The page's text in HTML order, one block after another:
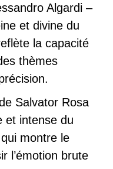
Algardi –
et divine du
la capacité
thèmes
Salvator Rosa
et intense du
montre le
l’émotion brute